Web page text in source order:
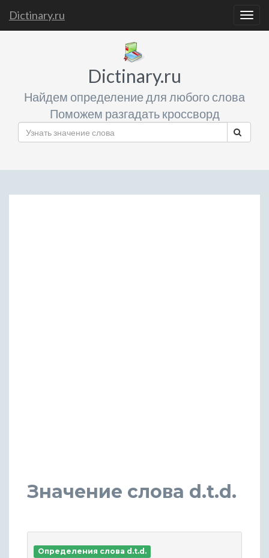
Dictinary.ru
Dictinary.ru
Найдем определение для любого слова
Поможем разгадать кроссворд
Значение слова d.t.d.
Определения слова d.t.d.